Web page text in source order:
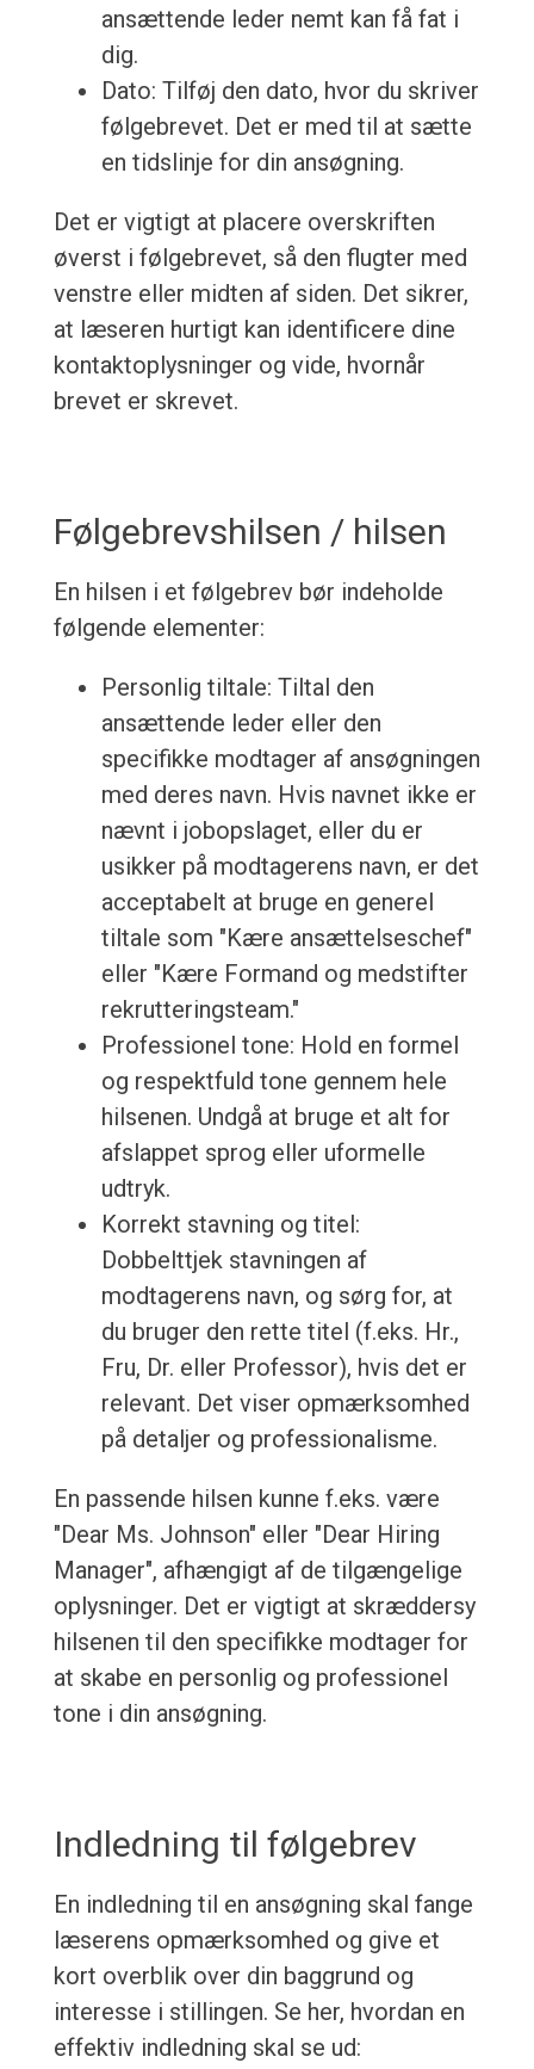
ansættende leder nemt kan få fat i
dig.
Dato: Tilføj den dato, hvor du skriver
følgebrevet. Det er med til at sætte
en tidslinje for din ansøgning.
Det er vigtigt at placere overskriften
øverst i følgebrevet, så den flugter med
venstre eller midten af siden. Det sikrer,
at læseren hurtigt kan identificere dine
kontaktoplysninger og vide, hvornår
brevet er skrevet.
Følgebrevshilsen / hilsen
En hilsen i et følgebrev bør indeholde
følgende elementer:
Personlig tiltale: Tiltal den
ansættende leder eller den
specifikke modtager af ansøgningen
med deres navn. Hvis navnet ikke er
nævnt i jobopslaget, eller du er
usikker på modtagerens navn, er det
acceptabelt at bruge en generel
tiltale som "Kære ansættelseschef"
eller "Kære Formand og medstifter
rekrutteringsteam."
Professionel tone: Hold en formel
og respektfuld tone gennem hele
hilsenen. Undgå at bruge et alt for
afslappet sprog eller uformelle
udtryk.
Korrekt stavning og titel:
Dobbelttjek stavningen af
modtagerens navn, og sørg for, at
du bruger den rette titel (f.eks. Hr.,
Fru, Dr. eller Professor), hvis det er
relevant. Det viser opmærksomhed
på detaljer og professionalisme.
En passende hilsen kunne f.eks. være
"Dear Ms. Johnson" eller "Dear Hiring
Manager", afhængigt af de tilgængelige
oplysninger. Det er vigtigt at skræddersy
hilsenen til den specifikke modtager for
at skabe en personlig og professionel
tone i din ansøgning.
Indledning til følgebrev
En indledning til en ansøgning skal fange
læserens opmærksomhed og give et
kort overblik over din baggrund og
interesse i stillingen. Se her, hvordan en
effektiv indledning skal se ud: